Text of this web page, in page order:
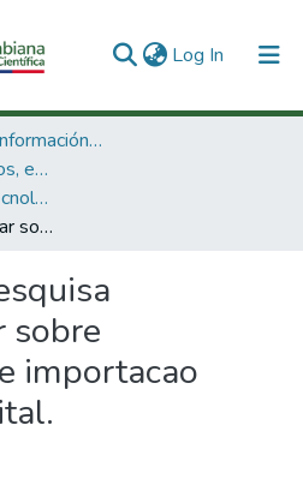
Log In (current)
3. Recursos de Información Científica y Tecnológica
3.2.1. Políticas, estudios, evaluaciones e indicadores de CTeI
Políticas de Ciencia, Tecnología e Innovación
Pesquisa complementar sobre substituicao de importacao debensde capital.
sobre
importacao